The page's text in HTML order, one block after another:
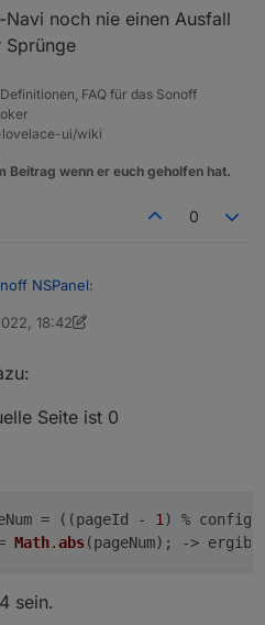
noch nie einen Ausfall
Sprünge
FAQ für das Sonoff
ui/wiki
Beitrag wenn er euch geholfen hat.
0
NSPanel:
ungetestet)
18:42
Seite ist 0
= ((pageId - 1) % config.
Math.abs(pageNum); ->
sein.